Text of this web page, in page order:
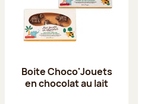
Boite Choco'Jouets
en chocolat au lait